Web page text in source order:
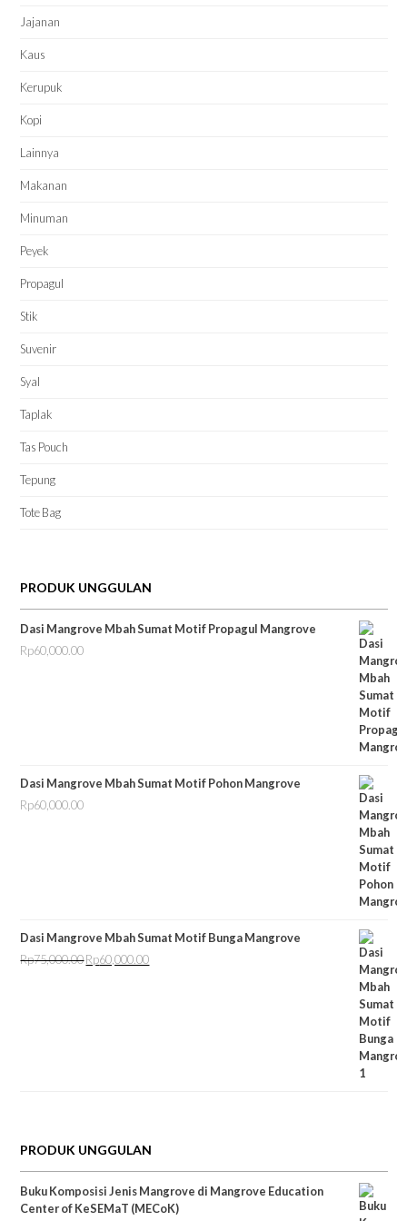
Jajanan
Kaus
Kerupuk
Kopi
Lainnya
Makanan
Minuman
Peyek
Propagul
Stik
Suvenir
Syal
Taplak
Tas Pouch
Tepung
Tote Bag
PRODUK UNGGULAN
Dasi Mangrove Mbah Sumat Motif Propagul Mangrove
Rp60,000.00
Dasi Mangrove Mbah Sumat Motif Pohon Mangrove
Rp60,000.00
Dasi Mangrove Mbah Sumat Motif Bunga Mangrove
Rp75,000.00Rp60,000.00
PRODUK UNGGULAN
Buku Komposisi Jenis Mangrove di Mangrove Education
Center of KeSEMaT (MECoK)